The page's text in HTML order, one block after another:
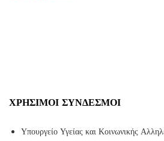
ΧΡΉΣΙΜΟΙ ΣΎΝΔΕΣΜΟΙ
Υπουργείο Υγείας και Κοινωνικής